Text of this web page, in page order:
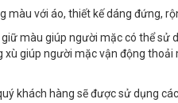
màu với áo, thiết kế dáng đứng,
màu giúp người mặc có thể
giúp người mặc vận động
khách hàng sẽ được sử dụng